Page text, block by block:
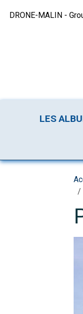
DRONE-MALIN -
LES